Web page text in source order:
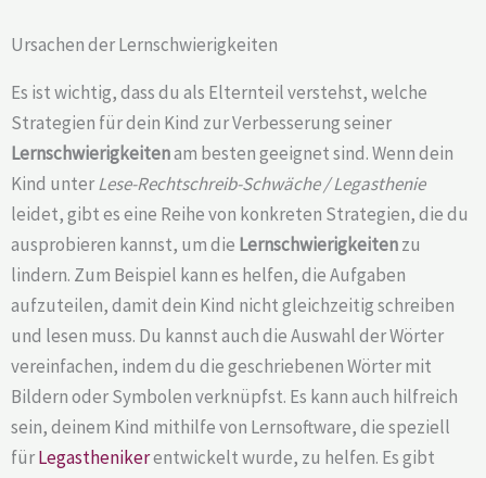
Ursachen der Lernschwierigkeiten
Es ist wichtig, dass du als Elternteil verstehst, welche
Strategien für dein Kind zur Verbesserung seiner
Lernschwierigkeitenam besten geeignet sind. Wenn dein
Kind unterLese-Rechtschreib-Schwäche / Legasthenie
leidet, gibt es eine Reihe von konkreten Strategien, die du
ausprobieren kannst, um die Lernschwierigkeitenzu
lindern. Zum Beispiel kann es helfen, die Aufgaben
aufzuteilen, damit dein Kind nicht gleichzeitig schreiben
und lesen muss. Du kannst auch die Auswahl der Wörter
vereinfachen, indem du die geschriebenen Wörter mit
Bildern oder Symbolen verknüpfst. Es kann auch hilfreich
sein, deinem Kind mithilfe von Lernsoftware, die speziell
fürLegasthenikerentwickelt wurde, zu helfen. Es gibt